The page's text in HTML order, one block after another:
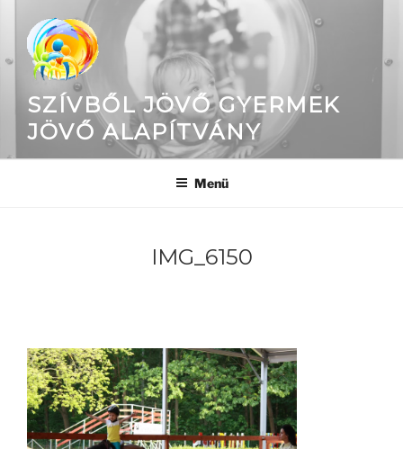
SZÍVBŐL JÖVŐ GYERMEK
JÖVŐ ALAPÍTVÁNY
Menü
IMG_6150